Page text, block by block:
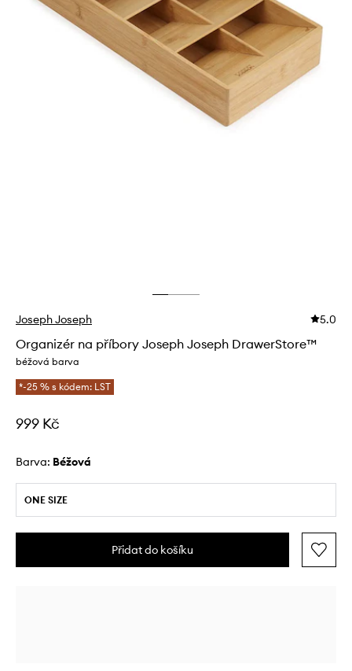
Joseph Joseph 5.0
Organizér na příbory Joseph Joseph DrawerStore™
béžová barva
*-25 % s kódem: LST
999 Kč
Barva: béžová
ONE SIZE
Přidat do košíku